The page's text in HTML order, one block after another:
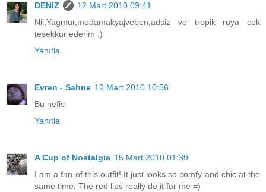
DENiZ
12 Mart 2010 09:41
Nil,Yagmur,modamakyajveben,adsiz ve tropik ruya cok
tesekkur ederim ;)
Yanıtla
Evren - Sahne 12 Mart 2010 10:56
Bu nefis
Yanıtla
A Cup of Nostalgia 15 Mart 2010 01:39
I am a fan of this outfit! It just looks so comfy and chic at the
same time. The red lips really do it for me =)